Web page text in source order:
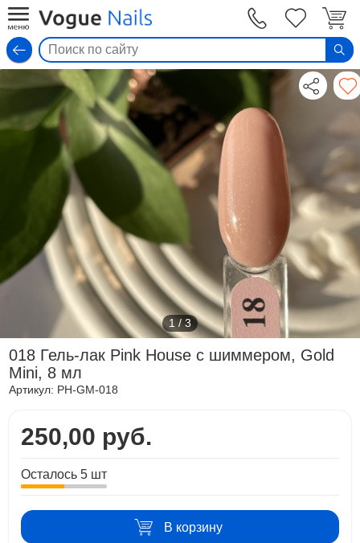
1/3
018 Гель-лак Pink House с шиммером, Gold
Mini, 8 мл
Артикул: PH-GM-018
250,00 руб.
Осталось 5 шт
В корзину